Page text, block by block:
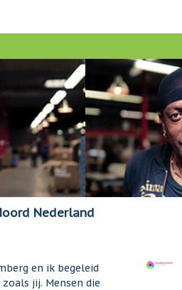
Nederland
en ik begeleid
jij. Mensen die